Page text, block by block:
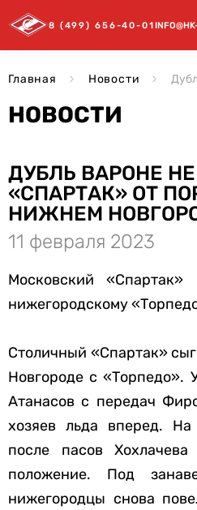
8 (499) 656-40-01
Главная Новости
НОВОСТИ
ДУБЛЬ ВАРОНЕ
«СПАРТАК» ОТ
НИЖНЕМ
11 февраля 2023
Московский
нижегородскому
Столичный «Спартак»
Новгороде с «Торпедо».
Атанасов с передач
хозяев льда вперед.
после пасов
положение. Под
нижегородцы снова